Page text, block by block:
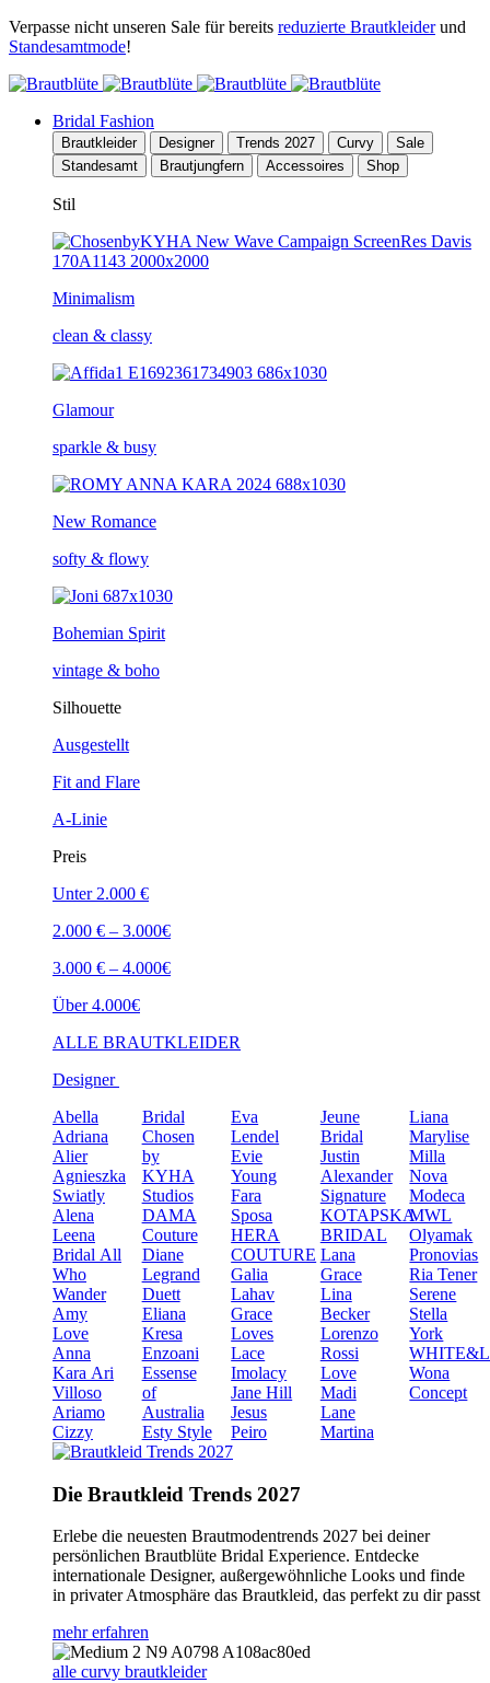
Verpasse nicht unseren Sale für bereits reduzierte Brautkleiderund
Standesamtmode!
Bridal Fashion
Brautkleider Designer Trends 2027 Curvy
Sale
Standesamt
Brautjungfern Accessoires Shop
Stil
Minimalism
clean & classy
Glamour
sparkle & busy
New Romance
softy & flowy
Bohemian Spirit
vintage & boho
Silhouette
Ausgestellt
Fit and Flare
A-Linie
Preis
Unter 2.000 €
2.000 € – 3.000€
3.000 € – 4.000€
Über 4.000€
ALLE BRAUTKLEIDER
Designer
Abella
Adriana
Alier
Agnieszka
Swiatly
Alena
Leena
Bridal All
Who
Wander
Amy
Love
Anna
Kara Ari
Villoso
Ariamo
Cizzy
Bridal
Chosen
by
KYHA
Studios
DAMA
Couture
Diane
Legrand
Duett
Eliana
Kresa
Enzoani
Essense
of
Australia
Esty Style
Eva
Lendel
Evie
Young
Fara
Sposa
HERA
COUTURE
Galia
Lahav
Grace
Loves
Lace
Imolacy
Jane Hill
Jesus
Peiro
Jeune
Bridal
Justin
Alexander
Signature
KOTAPSKA
BRIDAL
Lana
Grace
Lina
Becker
Lorenzo
Rossi
Love
Madi
Lane
Martina
Liana
Marylise
Milla
Nova
Modeca
MWL
Olyamak
Pronovias
Ria Tener
Serene
Stella
York
Wona
Concept
Die Brautkleid Trends 2027
Erlebe die neuesten Brautmodentrends 2027 bei deiner
persönlichen Brautblüte Bridal Experience. Entdecke
internationale Designer, außergewöhnliche Looks und finde
in privater Atmosphäre das Brautkleid, das perfekt zu dir passt
mehr erfahren
alle curvy brautkleider